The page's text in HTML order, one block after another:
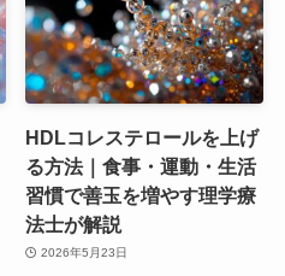
HDLコレステロールを上げ
る方法｜食事・運動・生活
習慣で善玉を増やす理学療
法士が解説
2026年5月23日